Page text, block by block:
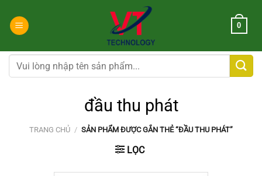
đến
dung
0
Tìm
kiếm:
đầu thu phát
TRANG CHỦ / SẢN PHẨM ĐƯỢC GẮN THẺ “ĐẦU THU PHÁT”
LỌC